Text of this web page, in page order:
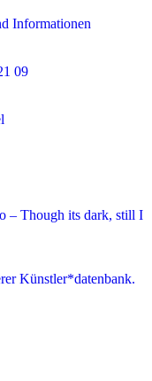
Informationen
09
– Though its dark, still I
Künstler*datenbank.